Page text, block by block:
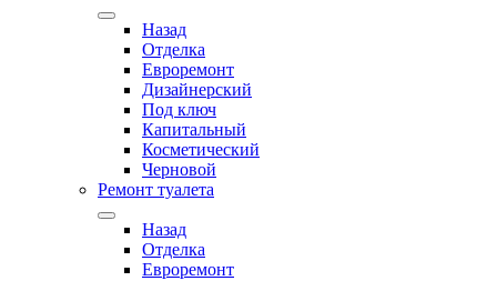
Назад
Отделка
Евроремонт
Дизайнерский
Под ключ
Капитальный
Косметический
Черновой
Ремонт туалета
Назад
Отделка
Евроремонт